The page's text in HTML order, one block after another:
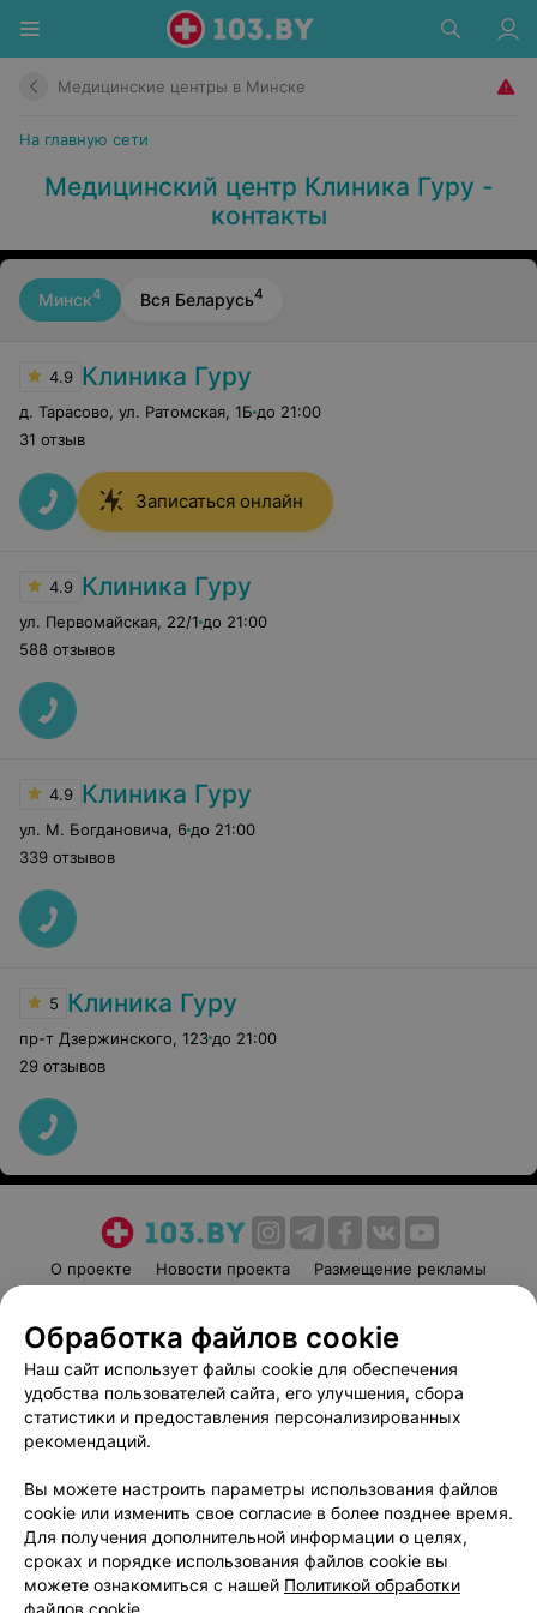
Медицинские центры в Минске
На главную сети
Медицинский центр Клиника Гуру -
контакты
Минск4 Вся Беларусь4
4.9 Клиника Гуру
д. Тарасово, ул. Ратомская 1Б до 21:00
31 отзыв
Записаться онлайн
4.9 Клиника Гуру
ул. Первомайская 22/1 до 21:00
588 отзывов
4.9 Клиника Гуру
ул. М. Богдановича, 6до 21:00
339 отзывов
5 Клиника Гуру
пр-т Дзержинского 123 до 21:00
29 отзывов
О проекте Новости проекта
Размещение рекламы
Пользовательское соглашение
Способы оплаты
Вакансии
Партнеры
Написать руководителю 103.by
Обработка персональных данных
Обработка файлов cookie
Наш сайт использует файлы cookie для обеспечения
удобства пользователей сайта, его улучшения, сбора
статистики и предоставления персонализированных
рекомендаций.
Вы можете настроить параметры использования файлов
cookie или изменить свое согласие в более позднее время.
Для получения дополнительной информации о целях,
сроках и порядке использования файлов cookie вы
можете ознакомиться с нашей Политикой обработки
файлов cookie